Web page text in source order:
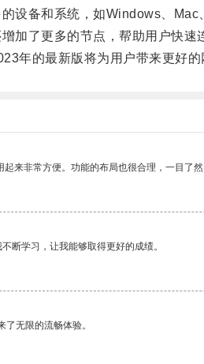
备和系统，如Windows、Mac
了更多的节点，帮助用户快速
的最新版将为用户带来更好的
来非常方便。功能的布局也很合理，一目了然
断学习，让我能够取得更好的成绩。
无限的流畅体验。